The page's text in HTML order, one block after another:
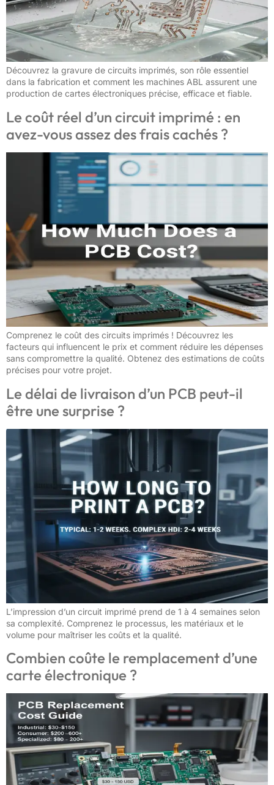
Découvrez la gravure de circuits imprimés, son rôle essentiel
dans la fabrication et comment les machines ABL assurent une
production de cartes électroniques précise, efficace et fiable.
Le coût réel d’un circuit imprimé : en
avez-vous assez des frais cachés ?
Comprenez le coût des circuits imprimés ! Découvrez les
facteurs qui influencent le prix et comment réduire les dépenses
sans compromettre la qualité. Obtenez des estimations de coûts
précises pour votre projet.
Le délai de livraison d’un PCB peut-il
être une surprise ?
L’impression d’un circuit imprimé prend de 1 à 4 semaines selon
sa complexité. Comprenez le processus, les matériaux et le
volume pour maîtriser les coûts et la qualité.
Combien coûte le remplacement d’une
carte électronique ?